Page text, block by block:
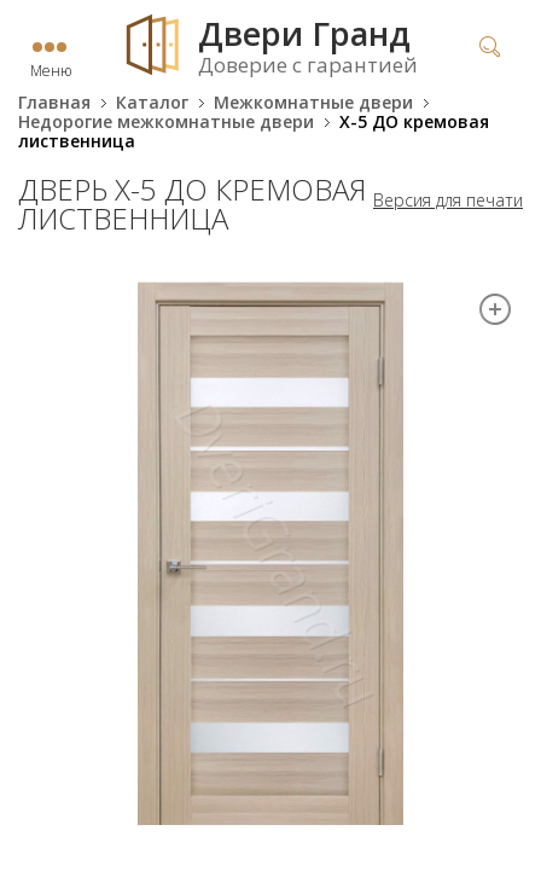
Меню
Двери Гранд
Доверие с гарантией
Главная Каталог
Межкомнатные двери
Недорогие межкомнатные двери
X-5 ДО кремовая
лиственница
Версия для печати
ДВЕРЬ X-5 ДО КРЕМОВАЯ
ЛИСТВЕННИЦА